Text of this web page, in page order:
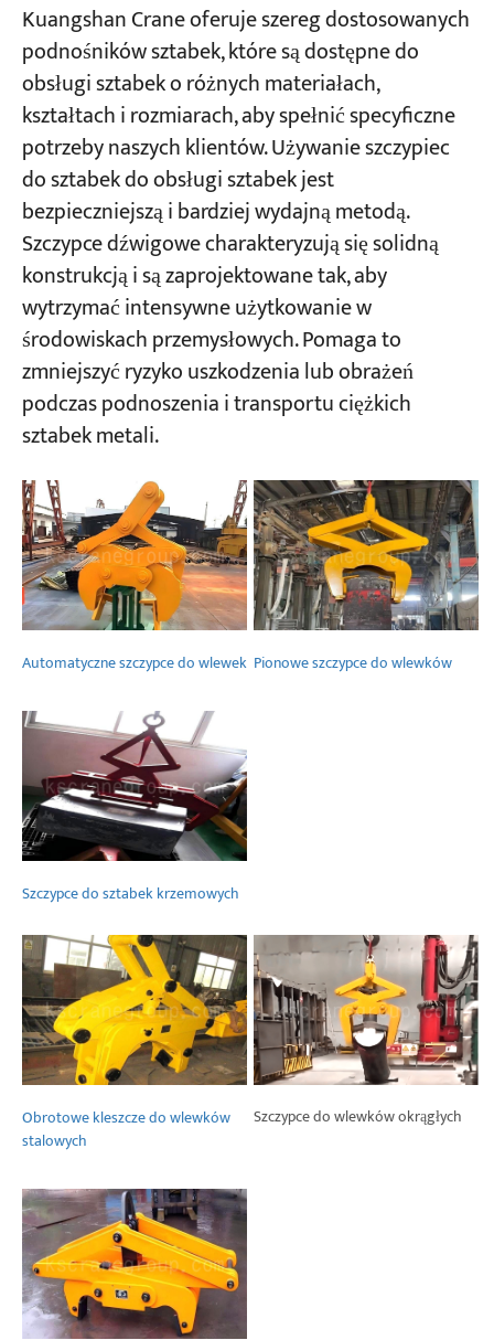
Projekty
Blogi
Aktualności
Aplikacje
O nas
Skontaktuj się z nami
Kuangshan Crane oferuje szereg dostosowanych
podnośników sztabek, które są dostępne do
obsługi sztabek o różnych materiałach,
kształtach i rozmiarach, aby spełnić specyficzne
potrzeby naszych klientów. Używanie szczypiec
do sztabek do obsługi sztabek jest
bezpieczniejszą i bardziej wydajną metodą.
Szczypce dźwigowe charakteryzują się solidną
konstrukcją i są zaprojektowane tak, aby
wytrzymać intensywne użytkowanie w
środowiskach przemysłowych. Pomaga to
zmniejszyć ryzyko uszkodzenia lub obrażeń
podczas podnoszenia i transportu ciężkich
sztabek metali.
Automatyczne szczypce do wlewek Pionowe szczypce do wlewków
Szczypce do sztabek krzemowych
Obrotowe kleszcze do wlewków
stalowych
Szczypce do wlewków okrągłych